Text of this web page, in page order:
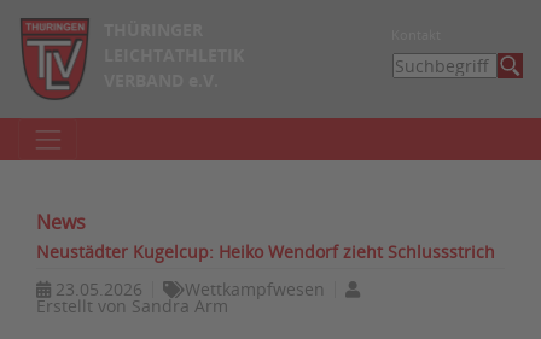
News
Neustädter Kugelcup: Heiko Wendorf zieht Schlussstrich
23.05.2026
Wettkampfwesen
Erstellt von Sandra Arm